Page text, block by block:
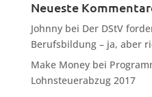
Neueste
Johnnybei Der DStV
Berufsbildung – ja, aber
Make Moneybei
Lohnsteuerabzug 2017